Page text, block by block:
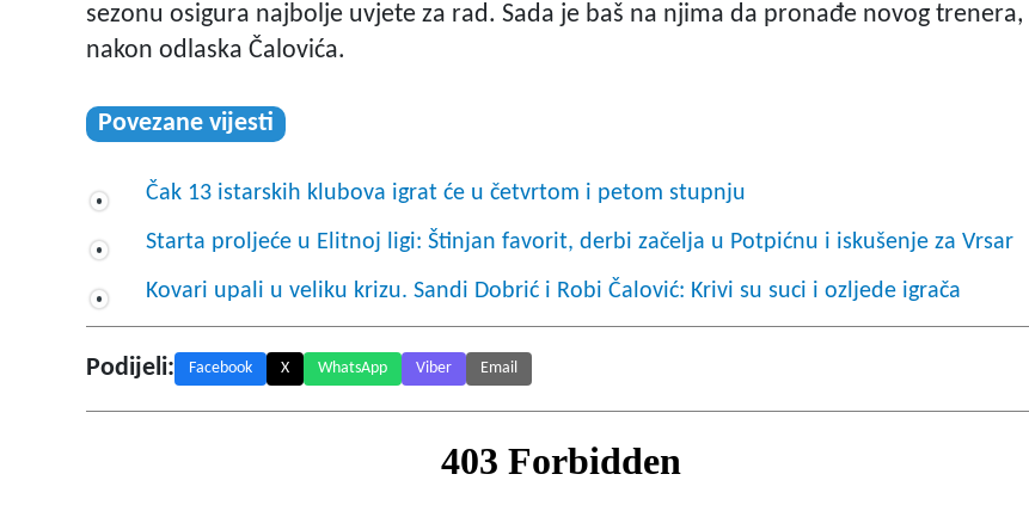
sezonu osigura najbolje uvjete za rad. Sada je baš na njima da pronađe novog trenera,
nakon odlaska Čalovića.
Povezane vijesti
Čak 13 istarskih klubova igrat će u četvrtom i petom stupnju
Starta proljeće u Elitnoj ligi: Štinjan favorit, derbi začelja u Potpićnu i iskušenje za Vrsar
Kovari upali u veliku krizu. Sandi Dobrić i Robi Čalović: Krivi su suci i ozljede igrača
Podijeli: Facebook X WhatsApp Viber Email